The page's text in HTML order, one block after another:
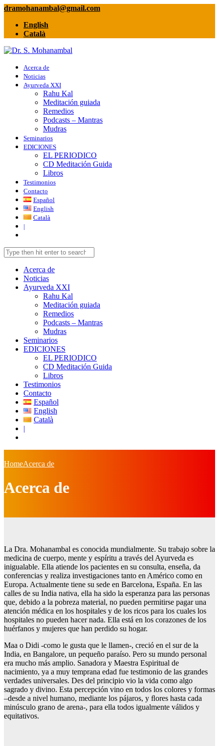
dramohanambal@gmail.com
English
Català
Acerca de
Noticias
Ayurveda XXI
Rahu Kal
Meditación guiada
Remedios
Podcasts – Mantras
Mudras
Seminarios
EDICIONES
EL PERIODICO
CD Meditación Guida
Libros
Testimonios
Contacto
Español
English
Català
|
Acerca de
Noticias
Ayurveda XXI
Rahu Kal
Meditación guiada
Remedios
Podcasts – Mantras
Mudras
Seminarios
EDICIONES
EL PERIODICO
CD Meditación Guida
Libros
Testimonios
Contacto
Español
English
Català
|
HomeAcerca de
Acerca de
La Dra. Mohanambal es conocida mundialmente. Su trabajo sobre la
medicina de cuerpo, mente y espíritu a través del Ayurveda es
inigualable. Ella atiende los pacientes en su consulta, enseña, da
conferencias y realiza investigaciones tanto en Américo como en
Europa. Actualmente tiene su sede en Barcelona, España. En las
calles de su India nativa, ella ha sido la esperanza para las personas
que, debido a la pobreza material, no pueden permitirse pagar una
atención médica en los hospitales y de los ricos para los cuales los
hospitales no pueden hacer nada. Ella está en los corazones de los
huérfanos y mujeres que han perdido su hogar.
Maa o Didi -como le gusta que le llamen-, creció en el sur de la
India, en Bangalore, un pequeño paraíso. Pero su mundo personal
era mucho más amplio. Sanadora y Maestra Espiritual de
nacimiento, ya a muy temprana edad fue testimonio de las grandes
verdades universales. Des del principio vio la vida como algo
sagrado y divino. Esta percepción vino en todos los colores y formas
–desde a nivel humano, mediante los pájaros, y ﬂores hasta cada
minúsculo grano de arena-, para ella todos igualmente válidos y
equitativos.